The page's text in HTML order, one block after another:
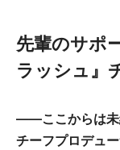
先輩のサポ
ラッシュ』
――ここからは未
チーフプロデュ